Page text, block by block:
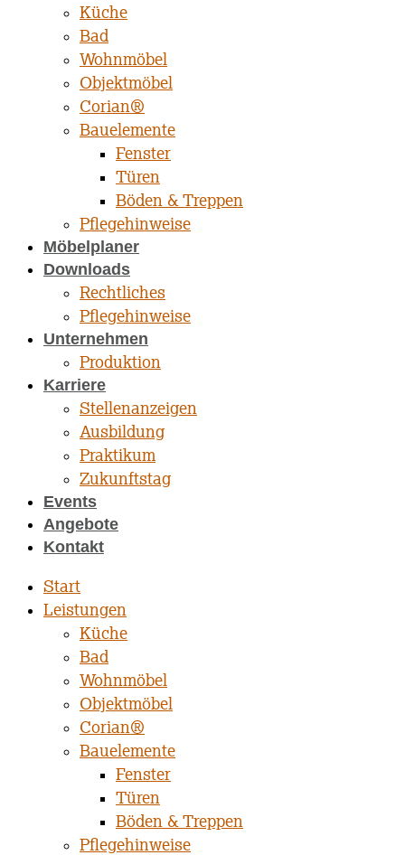
Küche
Bad
Wohnmöbel
Objektmöbel
Corian®
Bauelemente
Fenster
Türen
Böden & Treppen
Pflegehinweise
Möbelplaner
Downloads
Rechtliches
Pflegehinweise
Unternehmen
Produktion
Karriere
Stellenanzeigen
Ausbildung
Praktikum
Zukunftstag
Events
Angebote
Kontakt
Start
Leistungen
Küche
Bad
Wohnmöbel
Objektmöbel
Corian®
Bauelemente
Fenster
Türen
Böden & Treppen
Pflegehinweise